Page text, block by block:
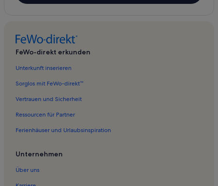
FeWo-direkt erkunden
Unterkunft inserieren
Sorglos mit FeWo-direkt™
Vertrauen und Sicherheit
Ressourcen für Partner
Ferienhäuser und Urlaubsinspiration
Unternehmen
Über uns